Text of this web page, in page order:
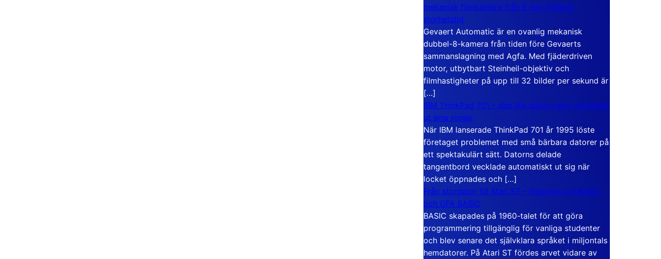
mekanisk filmkamera från 8 mm-filmens
storhetstid
Gevaert Automatic är en ovanlig mekanisk
dubbel-8-kamera från tiden före Gevaerts
sammanslagning med Agfa. Med fjäderdriven
motor, utbytbart Steinheil-objektiv och
filmhastigheter på upp till 32 bilder per sekund är
[…]
IBM ThinkPad 701 – den lilla datorn som vecklade
ut sina vingar
När IBM lanserade ThinkPad 701 år 1995 löste
företaget problemet med små bärbara datorer på
ett spektakulärt sätt. Datorns delade
tangentbord vecklade automatiskt ut sig när
locket öppnades och […]
Från stordator till Atari ST – historien om BASIC
och GFA BASIC
BASIC skapades på 1960-talet för att göra
programmering tillgänglig för vanliga studenter
och blev senare det självklara språket i miljontals
hemdatorer. På Atari ST fördes arvet vidare av